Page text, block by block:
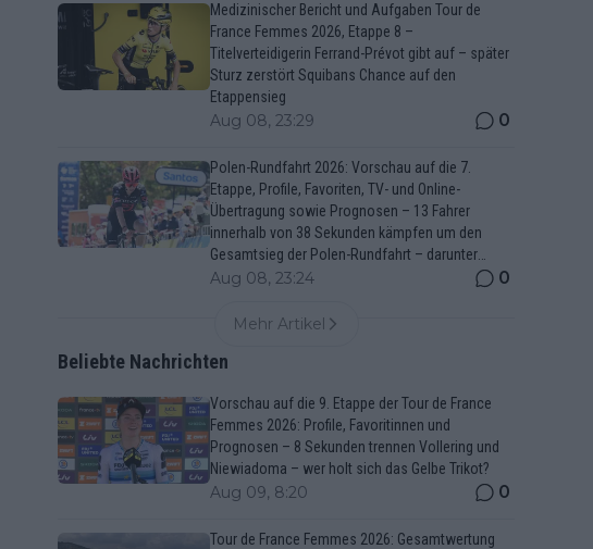
Medizinischer Bericht und Aufgaben Tour de
France Femmes 2026, Etappe 8 –
Titelverteidigerin Ferrand-Prévot gibt auf – später
Sturz zerstört Squibans Chance auf den
Etappensieg
Aug 08, 23:29 0
Polen-Rundfahrt 2026: Vorschau auf die 7.
Etappe, Profile, Favoriten, TV- und Online-
Übertragung sowie Prognosen – 13 Fahrer
innerhalb von 38 Sekunden kämpfen um den
Gesamtsieg der Polen-Rundfahrt – darunter
Marco Brenner und Jan Christen
Aug 08, 23:24 0
Mehr Artikel
Beliebte Nachrichten
Vorschau auf die 9. Etappe der Tour de France
Femmes 2026: Profile, Favoritinnen und
Prognosen – 8 Sekunden trennen Vollering und
Niewiadoma – wer holt sich das Gelbe Trikot?
Aug 09, 8:20 0
Tour de France Femmes 2026: Gesamtwertung